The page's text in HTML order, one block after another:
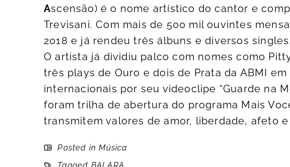
Ascensão) é o nome artístico do cantor e
Trevisani. Com mais de 500 mil ouvintes
2018 e já rendeu três álbuns e diversos
O artista já dividiu palco com nomes como
três plays de Ouro e dois de Prata da ABMI
internacionais por seu videoclipe “Guarde na
foram trilha de abertura do programa Mais
transmitem valores de amor, liberdade, afeto
Posted inMúsica